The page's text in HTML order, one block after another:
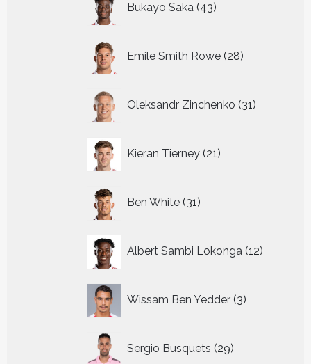
Bukayo Saka 43
producten
Emile Smith Rowe 28
producten
Oleksandr Zinchenko 31
producten
Kieran Tierney 21
producten
Ben White 31
producten
Albert Sambi Lokonga 12
Wissam Ben Yedder 3
producten
Sergio Busquets 29
producten